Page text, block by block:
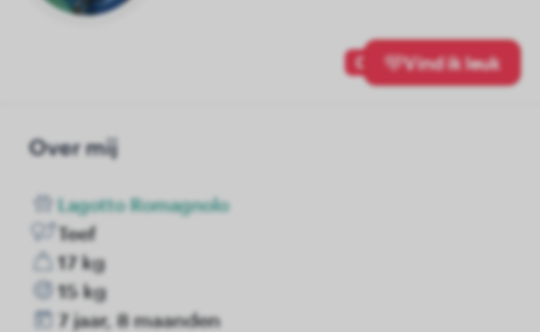
0 Vind ik leuk
Over mij
Lagotto Romagnolo
Teef
17 kg
15 kg
7 jaar, 8 maanden